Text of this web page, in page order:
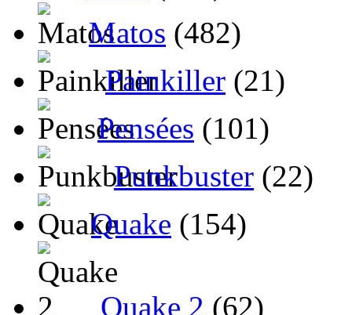
Matos (482)
Painkiller (21)
Pensées (101)
Punkbuster (22)
Quake (154)
Quake 2 (62)